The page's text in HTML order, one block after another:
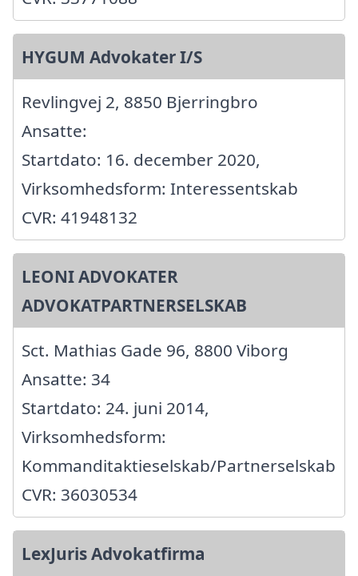
HYGUM Advokater I/S
Revlingvej 2, 8850 Bjerringbro
Ansatte:
Startdato: 16. december 2020,
Virksomhedsform: Interessentskab
CVR: 41948132
LEONI ADVOKATER
ADVOKATPARTNERSELSKAB
Sct. Mathias Gade 96, 8800 Viborg
Ansatte: 34
Startdato: 24. juni 2014,
Virksomhedsform:
Kommanditaktieselskab/Partnerselskab
CVR: 36030534
LexJuris Advokatfirma